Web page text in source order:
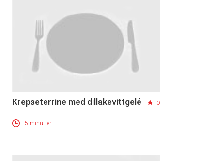
Krepseterrine med dillakevittgelé 0
5 minutter